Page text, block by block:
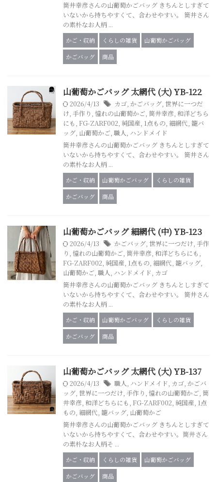
筒井幸彦さんの山葡萄かごバッグ きちんとしすぎて
いないから持ちやすくて、合わせやすい。 筒井さん
の素朴なお人柄 ...
かご・収納 くらしの雑貨
山葡萄かごバッグ
かごバッグ
商品
山葡萄かごバッグ 太網代 (大) YB-122
2026/4/13 カゴ, かごバッグ, 世界に一つだ
け, 手作り , 憧れの山葡萄かご, 筒井幸彦, 和洋どちら
にも , FG-ZARF002, 純国産, 1点もの, 細網代, 籠バ
ッグ, 山葡萄かご, 職人, ハンドメイド
筒井幸彦さんの山葡萄かごバッグ きちんとしすぎて
いないから持ちやすくて、合わせやすい。 筒井さん
の素朴なお人柄 ...
かご・収納 山葡萄かごバッグ
くらしの雑貨
かごバッグ
商品
山葡萄かごバッグ 細網代 (中) YB-123
2026/4/13 かごバッグ, 世界に一つだけ, 手作
り , 憧れの山葡萄かご, 筒井幸彦, 和洋どちらにも ,
FG-ZARF002, 純国産, 1点もの, 細網代, 籠バッグ,
山葡萄かご, 職人, ハンドメイド, カゴ
筒井幸彦さんの山葡萄かごバッグ きちんとしすぎて
いないから持ちやすくて、合わせやすい。 筒井さん
の素朴なお人柄 ...
かご・収納 山葡萄かごバッグ
くらしの雑貨
かごバッグ
商品
山葡萄かごバッグ 太網代 (大) YB-137
2026/4/13 職人, ハンドメイド, カゴ, かごバ
ッグ, 世界に一つだけ, 手作り , 憧れの山葡萄かご, 筒
井幸彦, 和洋どちらにも , FG-ZARF002, 純国産, 1点
もの, 細網代, 籠バッグ, 山葡萄かご
筒井幸彦さんの山葡萄かごバッグ きちんとしすぎて
いないから持ちやすくて、合わせやすい。筒井さん
の素朴なお人柄そ ...
かご・収納 くらしの雑貨
山葡萄かごバッグ
かごバッグ
商品